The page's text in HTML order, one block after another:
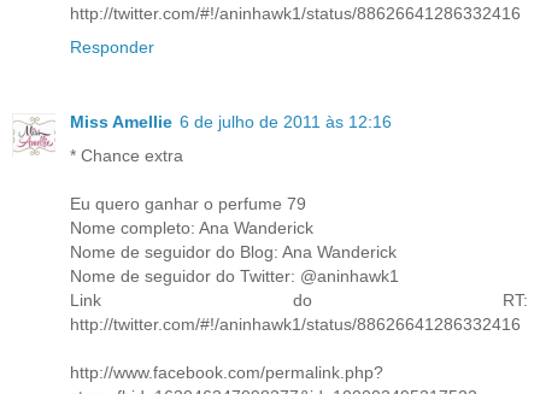
http://twitter.com/#!/aninhawk1/status/88626641286332416
Responder
Miss Amellie 6 de julho de 2011 às 12:16
* Chance extra
Eu quero ganhar o perfume 79
Nome completo: Ana Wanderick
Nome de seguidor do Blog: Ana Wanderick
Nome de seguidor do Twitter: @aninhawk1
Link do RT:
http://twitter.com/#!/aninhawk1/status/88626641286332416
http://www.facebook.com/permalink.php?